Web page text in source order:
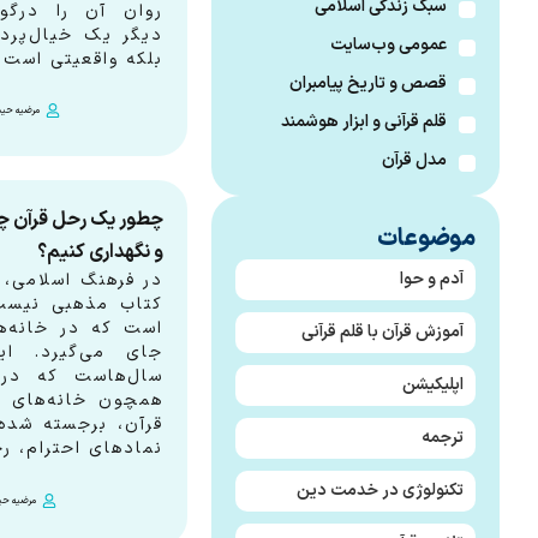
سبک زندگی اسلامی
عمومی وب‌سایت
قصص و تاریخ پیامبران
قلم قرآنی و ابزار هوشمند
مدل قرآن
موضوعات
آدم و حوا
آموزش قرآن با قلم قرآنی
اپلیکیشن
ترجمه
تکنولوژی در خدمت دین
روان آن را
دیگر یک
بلکه واقعیتی است
مرضیه
چطور یک رحل قرآن
و نگهداری کنیم؟
در فرهنگ
کتاب مذهبی
است که در
جای می‌گیرد.
سال‌هاست که
همچون خانه‌های
قرآن، برجسته
نمادهای احترام،
مرضیه